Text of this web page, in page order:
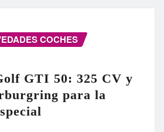
COCHES
GTI 50: 325 CV y
para la